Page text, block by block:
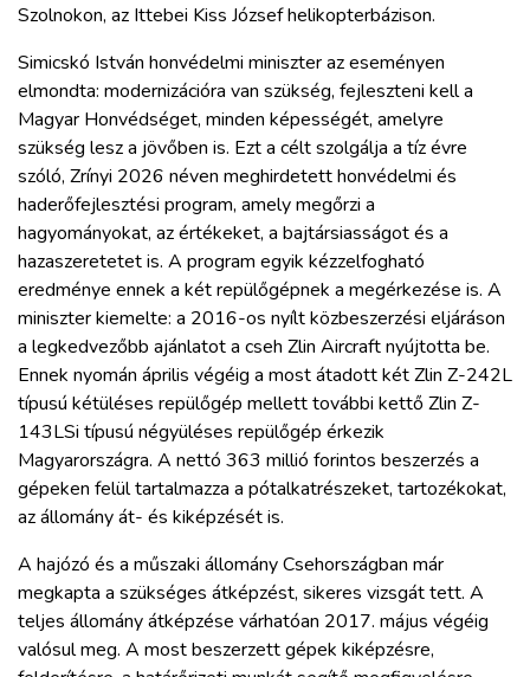
HAJÓZÁS
BLOG
ARCHÍVUM
WEBSHOP
BELÉPÉS
REGISZTRÁCIÓ
Szolnokon, az Ittebei Kiss József helikopterbázison.
Simicskó István honvédelmi miniszter az eseményen
elmondta: modernizációra van szükség, fejleszteni kell a
Magyar Honvédséget, minden képességét, amelyre
szükség lesz a jövőben is. Ezt a célt szolgálja a tíz évre
szóló, Zrínyi 2026 néven meghirdetett honvédelmi és
haderőfejlesztési program, amely megőrzi a
hagyományokat, az értékeket, a bajtársiasságot és a
hazaszeretetet is. A program egyik kézzelfogható
eredménye ennek a két repülőgépnek a megérkezése is. A
miniszter kiemelte: a 2016-os nyílt közbeszerzési eljáráson
a legkedvezőbb ajánlatot a cseh Zlin Aircraft nyújtotta be.
Ennek nyomán április végéig a most átadott két Zlin Z-242L
típusú kétüléses repülőgép mellett további kettő Zlin Z-
143LSi típusú négyüléses repülőgép érkezik
Magyarországra. A nettó 363 millió forintos beszerzés a
gépeken felül tartalmazza a pótalkatrészeket, tartozékokat,
az állomány át- és kiképzését is.
A hajózó és a műszaki állomány Csehországban már
megkapta a szükséges átképzést, sikeres vizsgát tett. A
teljes állomány átképzése várhatóan 2017. május végéig
valósul meg. A most beszerzett gépek kiképzésre,